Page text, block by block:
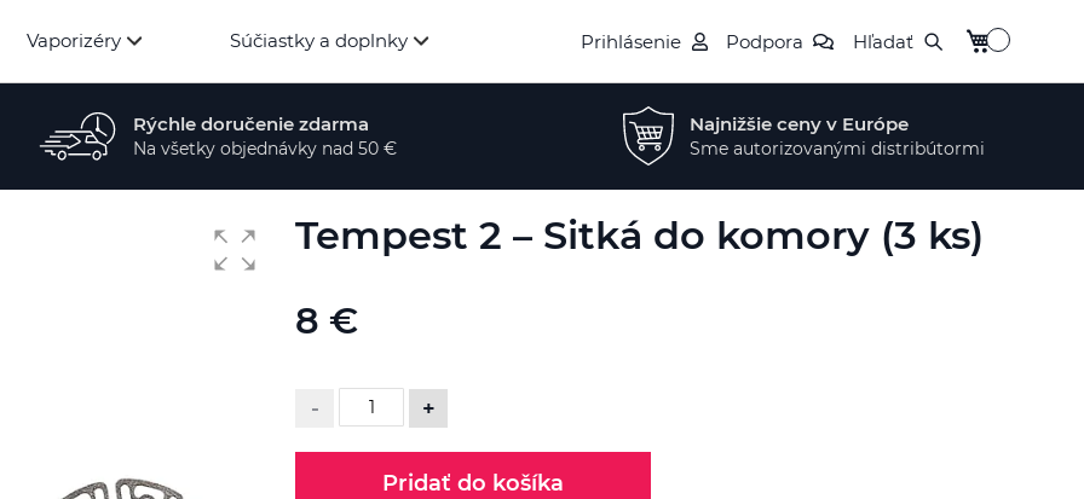
Vaporizéry Súčiastky a doplnky Prihlásenie Podpora Hľadať Môj košík
Rýchle doručenie zdarma
Na všetky objednávky nad 50 €
Najnižšie ceny v Európe
Sme autorizovanými distribútormi
Tempest 2 – Sitká do komory (3 ks)
8 €
- +
Pridať do košíka